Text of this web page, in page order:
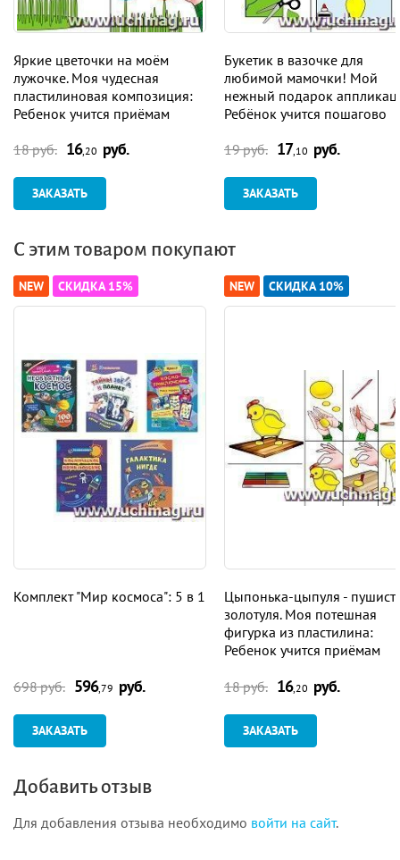
Яркие цветочки на моём
лужочке. Моя чудесная
пластилиновая композиция:
Ребенок учится приёмам
18 руб. 16,20 руб.
ЗАКАЗАТЬ
Букетик в вазочке для
любимой мамочки! Мой
нежный подарок
Ребёнок учится пошагово
Картинка-образец
19 руб. 17,10 руб.
ЗАКАЗАТЬ
С этим товаром покупают
NEW СКИДКА 15%
Комплект "Мир космоса": 5 в 1
698 руб. 596,79 руб.
ЗАКАЗАТЬ
NEW СКИДКА 10%
Цыпонька-цыпуля -
золотуля. Моя потешная
фигурка из пластилина:
Ребенок учится приёмам
18 руб. 16,20 руб.
ЗАКАЗАТЬ
Добавить отзыв
Для добавления отзыва необходимо войти на сайт.